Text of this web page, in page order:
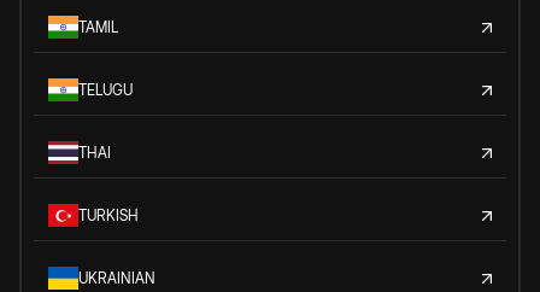
TAMIL
TELUGU
THAI
TURKISH
UKRAINIAN